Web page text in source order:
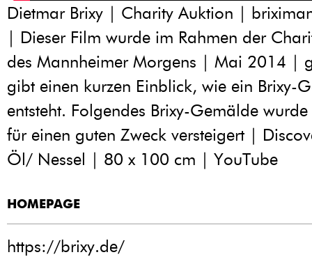
Dietmar Brixy | Charity Auktion |
| Dieser Film wurde im Rahmen der
des Mannheimer Morgens | Mai 2014 |
gibt einen kurzen Einblick, wie ein Brixy-
entsteht. Folgendes Brixy-Gemälde
für einen guten Zweck versteigert |
Öl/ Nessel | 80 x 100 cm | YouTube
HOMEPAGE
https://brixy.de/